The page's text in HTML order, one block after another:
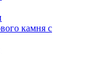
камня с